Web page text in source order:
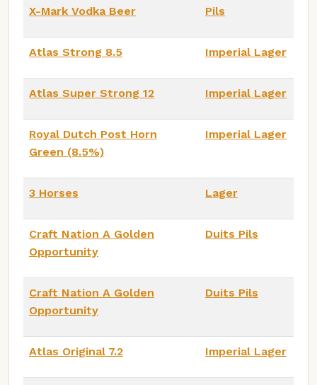
X-Mark Vodka Beer Pils
Atlas Strong 8.5 Imperial Lager
Atlas Super Strong 12 Imperial Lager
Royal Dutch Post Horn
Green (8.5%)
Imperial Lager
3 Horses Lager
Craft Nation A Golden
Opportunity
Duits Pils
Craft Nation A Golden
Opportunity
Duits Pils
Atlas Original 7.2 Imperial Lager